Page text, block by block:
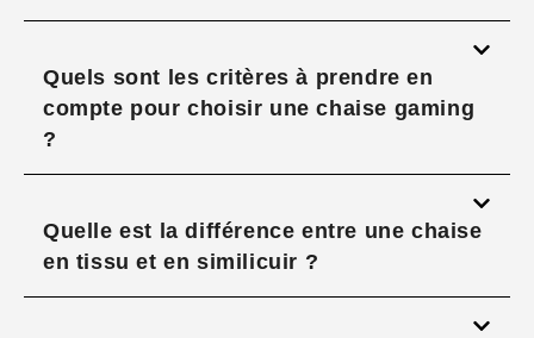
Quels sont les critères à prendre en
compte pour choisir une chaise gaming
?
Quelle est la différence entre une chaise
en tissu et en similicuir ?